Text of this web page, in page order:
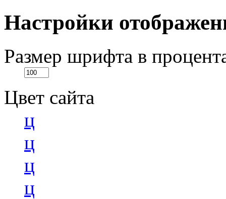
Настройки
Размер шрифта в
Цвет сайта
ц
ц
ц
ц